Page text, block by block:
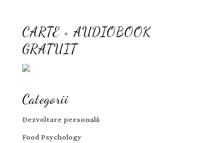
CARTE + AUDIOBOOK
GRATUIT
Categorii
Dezvoltare personală
Food Psychology